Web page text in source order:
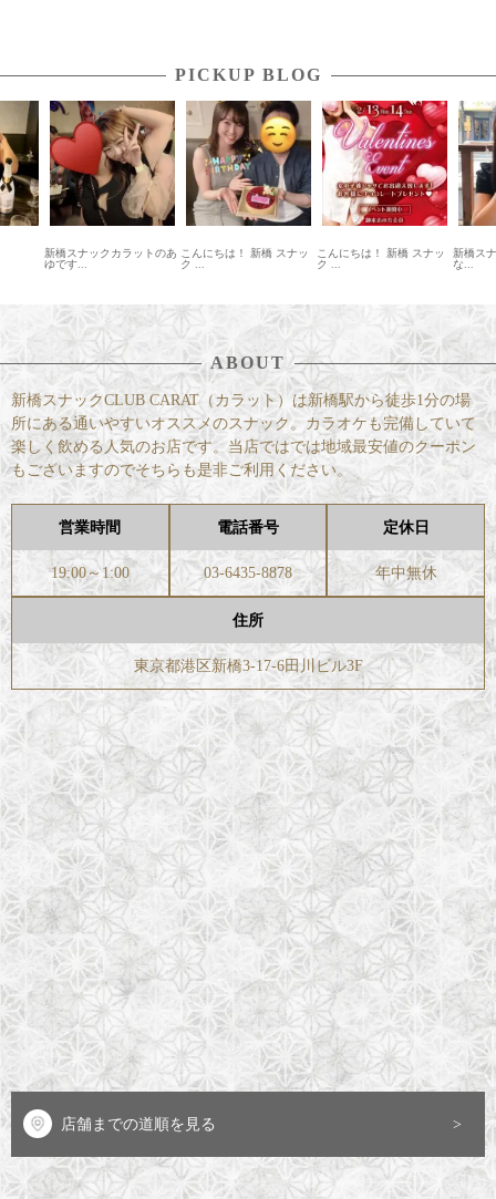
PICKUP BLOG
新橋スナックカラットのあ
ゆです...
こんにちは！ 新橋 スナッ
ク ...
こんにちは！ 新橋 スナッ
ク ...
新橋ス
な...
ABOUT
新橋スナックCLUB CARAT（カラット）は新橋駅から徒歩1分の場
所にある通いやすいオススメのスナック。カラオケも完備していて
楽しく飲める人気のお店です。当店ではでは地域最安値のクーポン
もございますのでそちらも是非ご利用ください。
営業時間
19:00～1:00
電話番号
03-6435-8878
定休日
年中無休
住所
東京都港区新橋3-17-6田川ビル3F
店舗までの道順を見る